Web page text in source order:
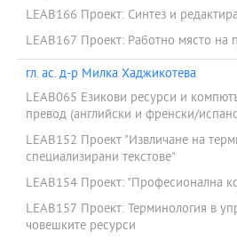
LEAB166 Проект: Синтез и
LEAB167 Проект: Работно място на
гл. ас. д-р Милка Хаджикотева
LEAB065 Езикови ресурси и
превод (английски и френски/
LEAB152 Проект "Извличане на
специализирани текстове"
LEAB154 Проект: "Професионална
LEAB157 Проект: Терминология в
човешките ресурси